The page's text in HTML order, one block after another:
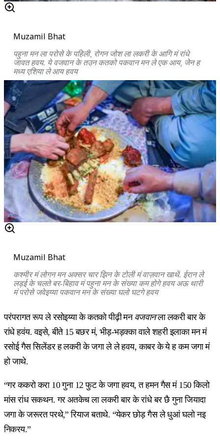
Muzamil Bhat
पहुना मन ला परोसे के पहिली, रोगन जोश ला लकरी के आगि मं रांधे
जावत हवय. ये वजवान के तउन कतको पकवान मन ले एक आय, जेन ह
मध्य एशिया ले आय हवय
Muzamil Bhat
कश्मीर मं लोगन मन अक्सर चार झिन के टोली मं वाज़वान खाथें. ईरान ले
लड़ई के चलते बर-बिहाव मं पहुना मन के संख्या कम होगे हवय अऊ थारी
मं परोसे जवेइय्या पकवान मन के संख्या घलो घटगे हवय
परंपरागत रूप ले रसोइय्या के कतको पीढ़ी मन वजवानला लकरी बार के
रांधे हवंय. वइसे, बीते 15 बछर मं, भीड़-भड़क्का वाले शहरी इलाका मन मं
रसोई गैस सिलेंडर ह लकरी के जगा ले ले हवय, काबर के ये ह कम जगा मं
हो जाथे.
“गर ककरो करा 10 गुना 12 फुट के जगा हवय, त हमन गैस मं 150 किलो
मांस रांध सकथन. गर अतकेच ला लकरी बार के रांधे बर छै गुना जियादा
जगा के जरूरत परथे,” रियाज बताथे. “येकर छोड़ गैस ले धुआं घलो नइ
निकरय.”